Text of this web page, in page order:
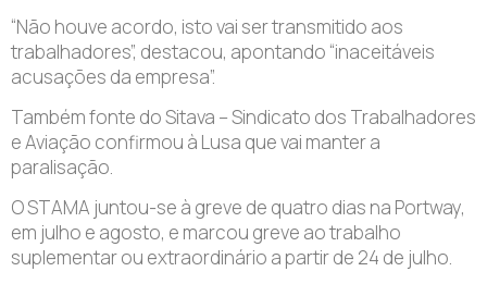
“Não houve acordo, isto vai ser transmitido aos
trabalhadores”, destacou, apontando “inaceitáveis
acusações da empresa”.
Também fonte do Sitava – Sindicato dos Trabalhadores
e Aviação confirmou à Lusa que vai manter a
paralisação.
O STAMA juntou-se à greve de quatro dias na Portway,
em julho e agosto, e marcou greve ao trabalho
suplementar ou extraordinário a partir de 24 de julho.